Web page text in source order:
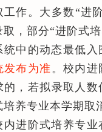
工作。大多数“进
，部分“进阶式
统中的动态最低
发布为准。校内
的，若拟录取人
培养专业本学期取
内进阶式培养专